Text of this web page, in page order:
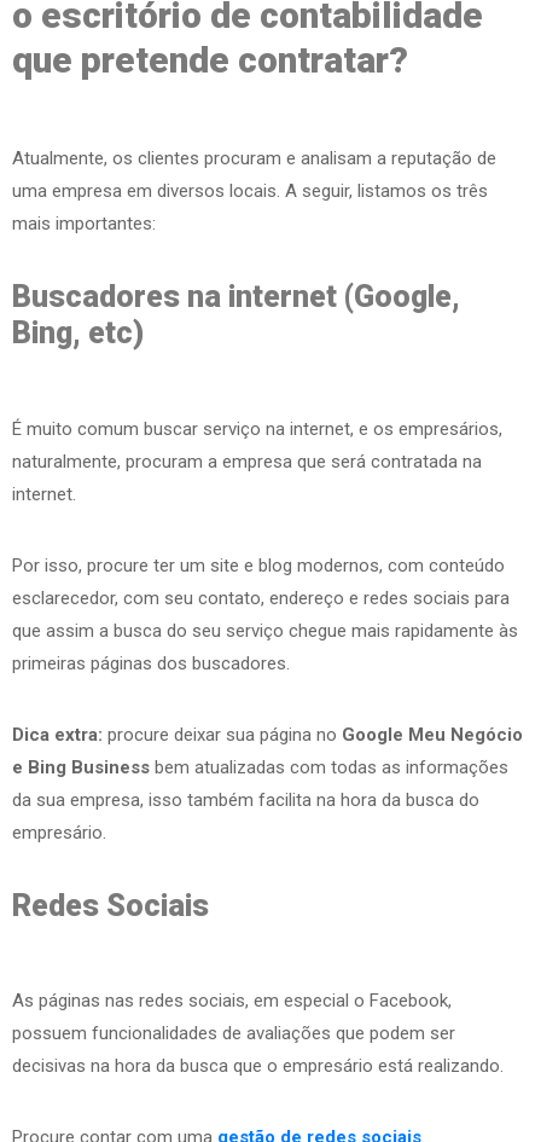
o escritório de contabilidade
que pretende contratar?
Atualmente, os clientes procuram e analisam a reputação de
uma empresa em diversos locais. A seguir, listamos os três
mais importantes:
Buscadores na internet (Google,
Bing, etc)
É muito comum buscar serviço na internet, e os empresários,
naturalmente, procuram a empresa que será contratada na
internet.
Por isso, procure ter um site e blog modernos, com conteúdo
esclarecedor, com seu contato, endereço e redes sociais para
que assim a busca do seu serviço chegue mais rapidamente às
primeiras páginas dos buscadores.
Dica extra: procure deixar sua página no Google Meu Negócio
e Bing Business bem atualizadas com todas as informações
da sua empresa, isso também facilita na hora da busca do
empresário.
Redes Sociais
As páginas nas redes sociais, em especial o Facebook,
possuem funcionalidades de avaliações que podem ser
decisivas na hora da busca que o empresário está realizando.
Procure contar com uma gestão de redes sociais